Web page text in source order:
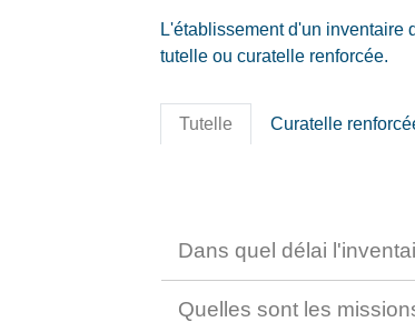
L'établissement d'un inventaire
tutelle ou curatelle renforcée.
Tutelle Curatelle
Dans quel délai
Quelles sont les